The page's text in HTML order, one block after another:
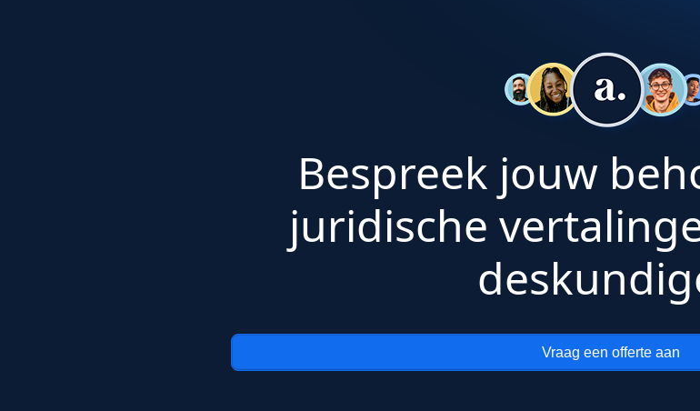
Bespreek jouw
juridische
Vraag een offerte aan